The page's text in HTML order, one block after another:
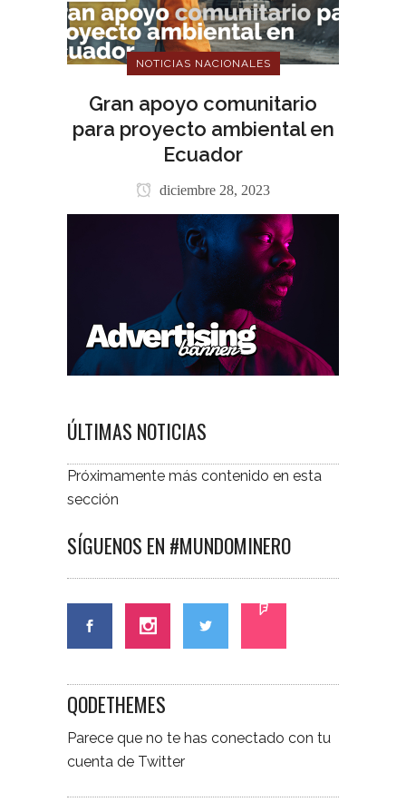
NOTICIAS NACIONALES
Gran apoyo comunitario
para proyecto ambiental en
Ecuador
diciembre 28, 2023
ÚLTIMAS NOTICIAS
Próximamente más contenido en esta
sección
SÍGUENOS EN #MUNDOMINERO
QODETHEMES
Parece que no te has conectado con tu
cuenta de Twitter